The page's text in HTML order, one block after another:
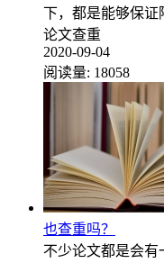
下，都是能够保证
论文查重
2020-09-04
阅读量: 18058
也查重吗？
不少论文都是会